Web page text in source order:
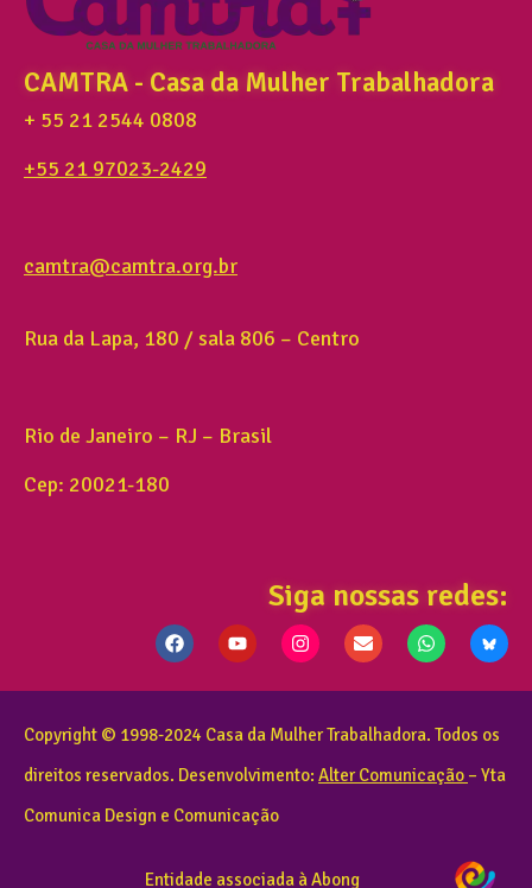
CAMTRA - Casa da Mulher Trabalhadora
+ 55 21 2544 0808
+55 21 97023-2429
camtra@camtra.org.br
Rua da Lapa, 180 / sala 806 – Centro
Rio de Janeiro – RJ – Brasil
Cep: 20021-180
Siga nossas redes:
Copyright © 1998-2024 Casa da Mulher Trabalhadora. Todos os
direitos reservados. Desenvolvimento: Alter Comunicação – Yta
Comunica Design e Comunicação
Entidade associada à Abong